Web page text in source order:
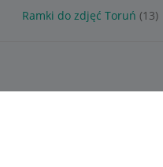
Ramki do zdjęć Toruń (13)